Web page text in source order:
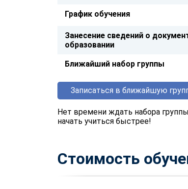
График обучения
Занесение сведений о
образовании
Ближайший набор группы
Записаться в ближайшую
Нет времени ждать набора
начать учиться быстрее!
Стоимость